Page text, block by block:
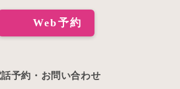
Web予約
話予約・お問い合わせ